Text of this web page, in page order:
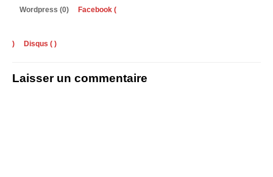
Wordpress (0) Facebook (
) Disqus ( )
Laisser un commentaire